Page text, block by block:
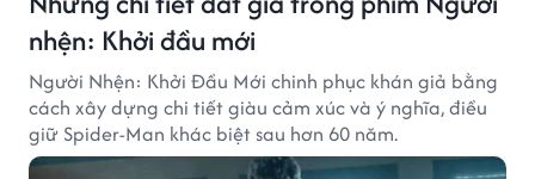
nhện: Khởi đầu mới
Người Nhện: Khởi Đầu Mới chinh phục khán giả bằng
cách xây dựng chi tiết giàu cảm xúc và ý nghĩa, điều
giữ Spider-Man khác biệt sau hơn 60 năm.